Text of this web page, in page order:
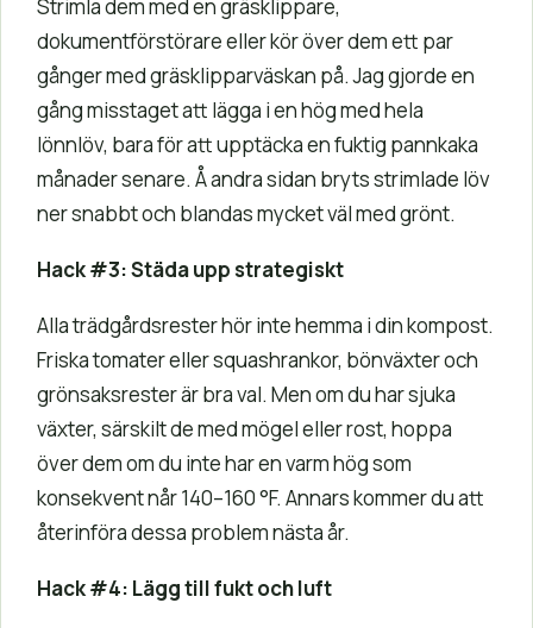
Strimla dem med en gräsklippare,
dokumentförstörare eller kör över dem ett par
gånger med gräsklipparväskan på. Jag gjorde en
gång misstaget att lägga i en hög med hela
lönnlöv, bara för att upptäcka en fuktig pannkaka
månader senare. Å andra sidan bryts strimlade löv
ner snabbt och blandas mycket väl med grönt.
Hack #3: Städa upp strategiskt
Alla trädgårdsrester hör inte hemma i din kompost.
Friska tomater eller squashrankor, bönväxter och
grönsaksrester är bra val. Men om du har sjuka
växter, särskilt de med mögel eller rost, hoppa
över dem om du inte har en varm hög som
konsekvent når 140–160 °F. Annars kommer du att
återinföra dessa problem nästa år.
Hack #4: Lägg till fukt och luft